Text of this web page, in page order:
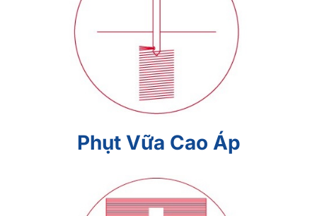
Phụt Vữa Cao Áp
Phụt Vữa Cao Áp